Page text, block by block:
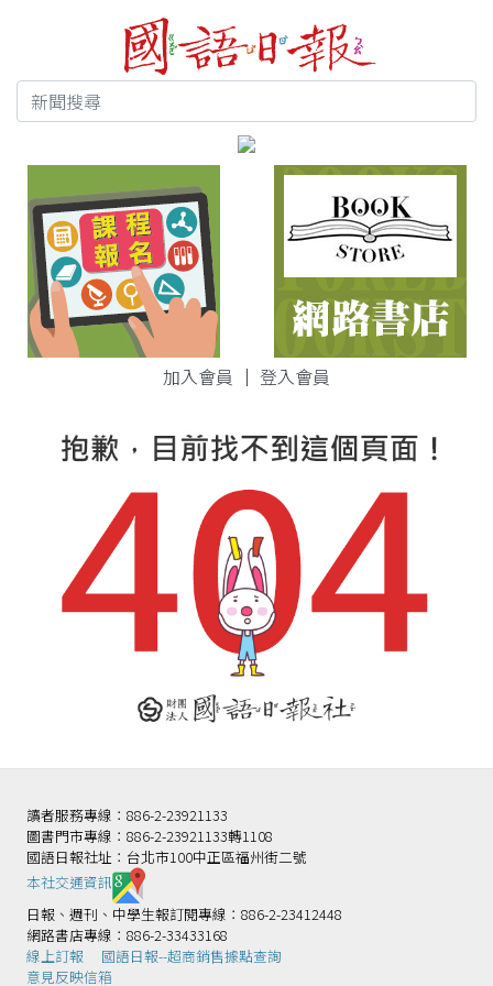
加入會員 ｜ 登入會員
讀者服務專線：886-2-23921133
圖書門市專線：886-2-23921133轉1108
國語日報社址：台北市100中正區福州街二號
本社交通資訊️
日報、週刊、中學生報訂閱專線：886-2-23412448
網路書店專線：886-2-33433168
線上訂報
國語日報--超商銷售據點查詢
意見反映信箱